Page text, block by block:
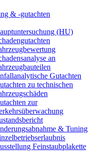
& -gutachten
(HU)
an
Gutachten
zu technischen
zur
& Tuning
Feinstaubplakette